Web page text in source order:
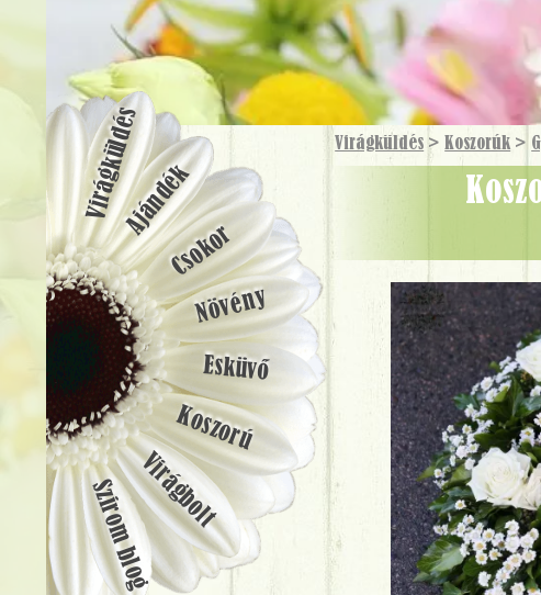
Virágküldés > Koszorúk >
Koszorú fehér rózsákkal és santini krizantémmal ( 55 cm) -
VirágküldésAjándék
Csokor
Növény
Esküvő
Koszorú
Virágbolt
Szirom blog